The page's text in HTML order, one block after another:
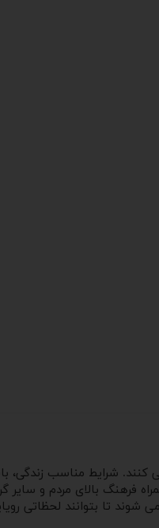
شرایط مناسب زندگی،
فرهنگ بالای مردم و
تا بتوانند لحظاتی